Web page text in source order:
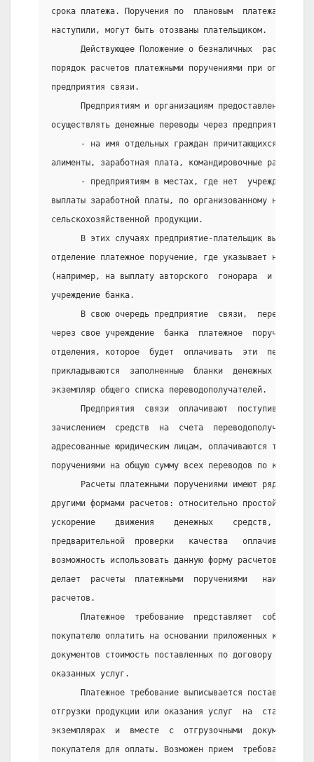
срока платежа. Поручения по  плановым  платежам,
наступили, могут быть отозваны плательщиком.
Действующее Положение о безналичных  расчетах
порядок расчетов платежными поручениями при оплате
предприятия связи.
Предприятиям и организациям предоставлено
осуществлять денежные переводы через предприятия
- на имя отдельных граждан причитающихся  им
алименты, заработная плата, командировочные расходы,
- предприятиям в местах, где нет  учреждения
выплаты заработной платы, по организованному набору
сельскохозяйственной продукции.
В этих случаях предприятие-плательщик
отделение платежное поручение, где указывает
(например, на выплату авторского  гонорара  и
учреждение банка.
В свою очередь предприятие  связи,
через свое учреждение  банка  платежное  поручение
отделения, которое  будет  оплачивать  эти
прикладываются  заполненные  бланки  денежных
экземпляр общего списка переводополучателей.
Предприятия  связи  оплачивают  поступившие
зачислением  средств  на  счета
адресованные юридическим лицам, оплачиваются только
поручениями на общую сумму всех переводов по каждому
Расчеты платежными поручениями имеют ряд
другими формами расчетов: относительно простой  и
ускорение    движения    денежных    средств,
предварительной  проверки   качества
возможность использовать данную форму расчетов при
делает  расчеты  платежными  поручениями   наиболее
расчетов.
Платежное  требование  представляет  собой
покупателю оплатить на основании приложенных к нему
документов стоимость поставленных по договору
оказанных услуг.
Платежное требование выписывается поставщиком
отгрузки продукции или оказания услуг  на
экземплярах  и  вместе  с  отгрузочными
покупателя для оплаты. Возможен прием  требований